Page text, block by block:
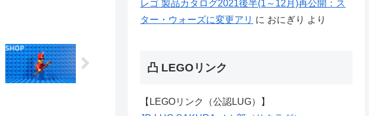
レゴ 製品カタログ2021後半(1～12月)再公開：ス
ター・ウォーズに変更アリ に おにぎり より
凸 LEGOリンク
【LEGOリンク（公認LUG）】